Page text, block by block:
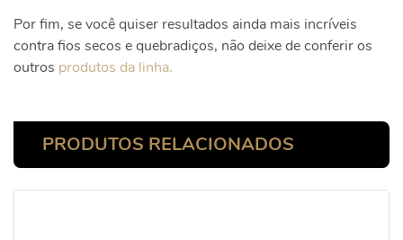
Por fim, se você quiser resultados ainda mais incríveis
contra fios secos e quebradiços, não deixe de conferir os
outros produtos da linha.
PRODUTOS RELACIONADOS